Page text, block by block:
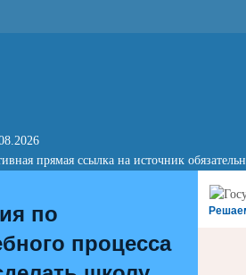
прямая ссылка на источник
по
процесса